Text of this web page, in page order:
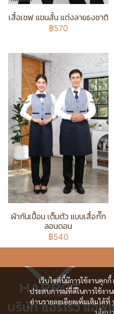
เสื้อเชฟ แขนสั้น แต่งลายธงชาติ
฿570
ผ้ากันเปื้อน เต็มตัว แบบเสื้อกั๊ก
ลอนดอน
฿540
เว็บไซต์นี้มีการใช้งานคุก
ประสบการณ์ที่ดีในการใช้งา
อ่านรายละเอียดเพิ่มเติมได้ที่
นโยบ
บริษัท แอร์โรว์ แอพ